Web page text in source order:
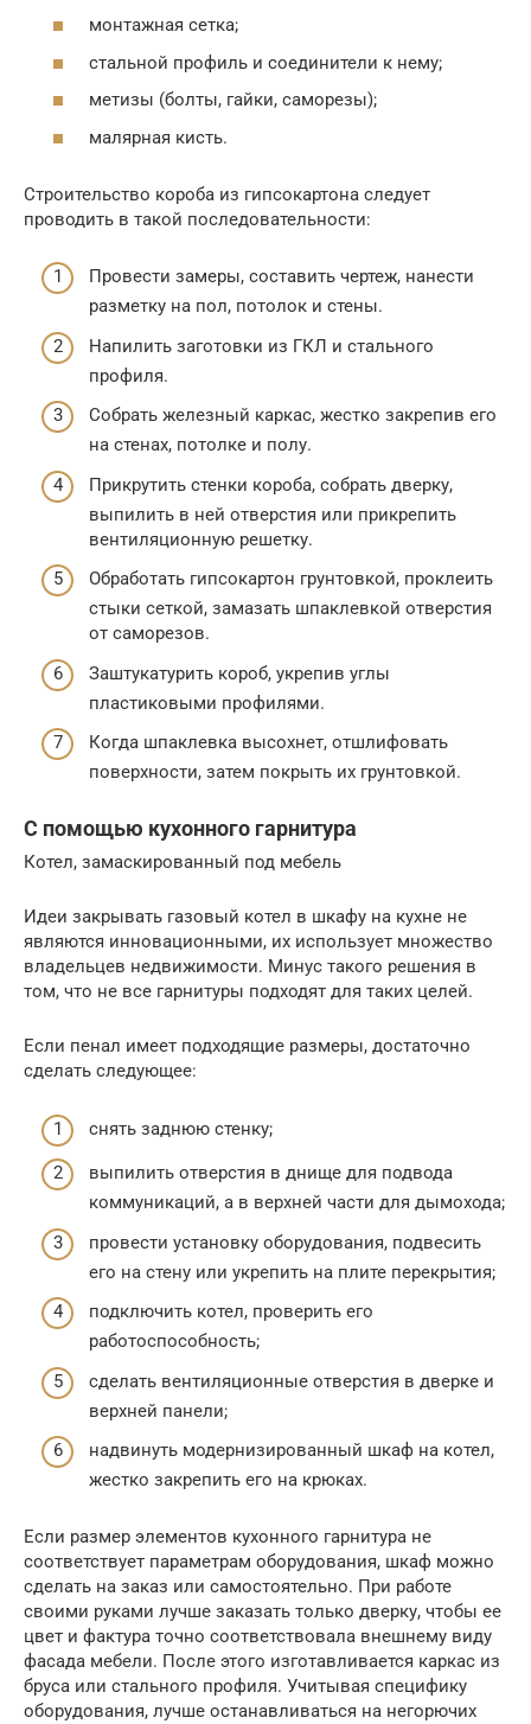
монтажная сетка;
стальной профиль и соединители к нему;
метизы (болты, гайки, саморезы);
малярная кисть.
Строительство короба из гипсокартона следует
проводить в такой последовательности:
Провести замеры, составить чертеж, нанести
разметку на пол, потолок и стены.
Напилить заготовки из ГКЛ и стального
профиля.
Собрать железный каркас, жестко закрепив его
на стенах, потолке и полу.
Прикрутить стенки короба, собрать дверку,
выпилить в ней отверстия или прикрепить
вентиляционную решетку.
Обработать гипсокартон грунтовкой, проклеить
стыки сеткой, замазать шпаклевкой отверстия
от саморезов.
Заштукатурить короб, укрепив углы
пластиковыми профилями.
Когда шпаклевка высохнет, отшлифовать
поверхности, затем покрыть их грунтовкой.
С помощью кухонного гарнитура
Котел, замаскированный под мебель
Идеи закрывать газовый котел в шкафу на кухне не
являются инновационными, их использует множество
владельцев недвижимости. Минус такого решения в
том, что не все гарнитуры подходят для таких целей.
Если пенал имеет подходящие размеры, достаточно
сделать следующее:
снять заднюю стенку;
выпилить отверстия в днище для подвода
коммуникаций, а в верхней части для дымохода;
провести установку оборудования, подвесить
его на стену или укрепить на плите перекрытия;
подключить котел, проверить его
работоспособность;
сделать вентиляционные отверстия в дверке и
верхней панели;
надвинуть модернизированный шкаф на котел,
жестко закрепить его на крюках.
Если размер элементов кухонного гарнитура не
соответствует параметрам оборудования, шкаф можно
сделать на заказ или самостоятельно. При работе
своими руками лучше заказать только дверку, чтобы ее
цвет и фактура точно соответствовала внешнему виду
фасада мебели. После этого изготавливается каркас из
бруса или стального профиля. Учитывая специфику
оборудования, лучше останавливаться на негорючих